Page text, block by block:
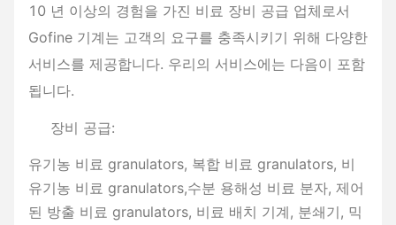
10 년 이상의 경험을 가진 비료 장비 공급 업체로서
Gofine 기계는 고객의 요구를 충족시키기 위해 다양한
서비스를 제공합니다. 우리의 서비스에는 다음이 포함
됩니다.
장비 공급:
유기농 비료 granulators, 복합 비료 granulators, 비
유기농 비료 granulators,수분 용해성 비료 분자, 제어
된 방출 비료 granulators, 비료 배치 기계, 분쇄기, 믹